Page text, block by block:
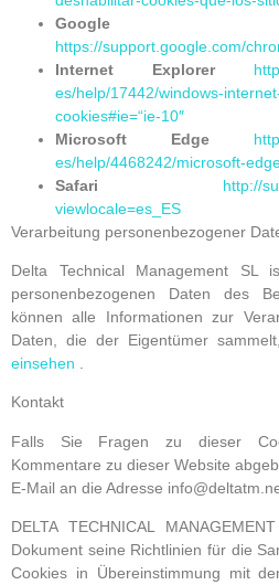
Google
https://support.google.com/
Internet Explorer
es/help/17442/windows-
cookies#ie=“ie-10″
Microsoft Edge
es/help/4468242/microsoft-
Safari
http://
viewlocale=es_ES
Verarbeitung personenbezogener
Delta Technical Management SL
personenbezogenen Daten des
können alle Informationen zur
Daten, die der Eigentümer
einsehen
Kontakt
Falls Sie Fragen zu dieser
Kommentare zu dieser Website
E-Mail an die Adresse
DELTA TECHNICAL
Dokument seine Richtlinien für die
Cookies in Übereinstimmung mit